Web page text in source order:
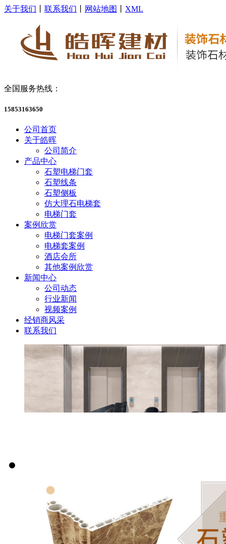
关于我们 联系我们 网站地图 XML
全国服务热线：
15853163650
公司首页
关于皓晖
公司简介
产品中心
石塑电梯门套
石塑线条
石塑侧板
仿大理石电梯套
电梯门套
案例欣赏
电梯门套案例
电梯套案例
酒店会所
其他案例欣赏
新闻中心
公司动态
行业新闻
视频案例
经销商风采
联系我们